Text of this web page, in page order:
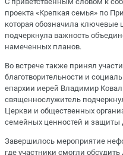
проекта «Крепкая семья» по
которая обозначила ключевые
подчеркнула важность
намеченных планов.
Во встрече также принял
благотворительности и
епархии иерей Владимир
священнослужитель
Церкви и общественных
семейных ценностей и защиты
Завершилось мероприятие
где участники смогли